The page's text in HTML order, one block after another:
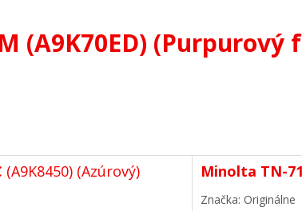
(A9K70ED) (Purpurový
(A9K8450) (Azúrový) Minolta TN-
Značka: Originálne